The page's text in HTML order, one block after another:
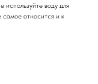
используйте воду для
самое относится и к